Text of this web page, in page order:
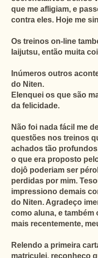
que me afligiam, e
contra eles. Hoje me
Os treinos on-line
Iaijutsu, então muita
Inúmeros outros
do Niten.
Elenquei os que são
da felicidade.
Não foi nada fácil me
questões nos treinos
achados tão
o que era proposto
dojô poderiam ser
perdidas por mim.
impressiono demais
do Niten. Agradeço
como aluna, e também
mais recentemente,
Relendo a primeira
matriculei, reconheço